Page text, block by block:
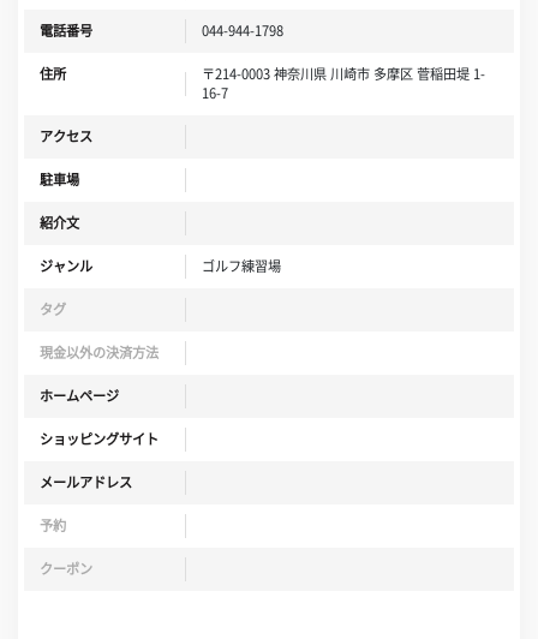
電話番号 044-944-1798
住所
〒214-0003 神奈川県 川崎市 多摩区 菅稲田堤 1-
16-7
アクセス
駐車場
紹介文
ジャンル ゴルフ練習場
タグ
現金以外の決済方法
ホームページ
ショッピングサイト
メールアドレス
予約
クーポン